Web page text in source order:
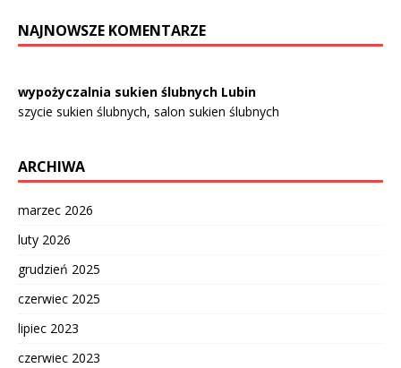
NAJNOWSZE KOMENTARZE
wypożyczalnia sukien ślubnych Lubin
szycie sukien ślubnych, salon sukien ślubnych
ARCHIWA
marzec 2026
luty 2026
grudzień 2025
czerwiec 2025
lipiec 2023
czerwiec 2023